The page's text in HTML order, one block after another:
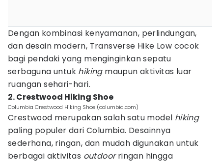
Dengan kombinasi kenyamanan, perlindungan,
dan desain modern, Transverse Hike Low cocok
bagi pendaki yang menginginkan sepatu
serbaguna untuk hikingmaupun aktivitas luar
ruangan sehari-hari.
2. Crestwood Hiking Shoe
Columbia Crestwood Hiking Shoe (columbia.com)
Crestwood merupakan salah satu model hiking
paling populer dari Columbia. Desainnya
sederhana, ringan, dan mudah digunakan untuk
berbagai aktivitas outdoorringan hingga